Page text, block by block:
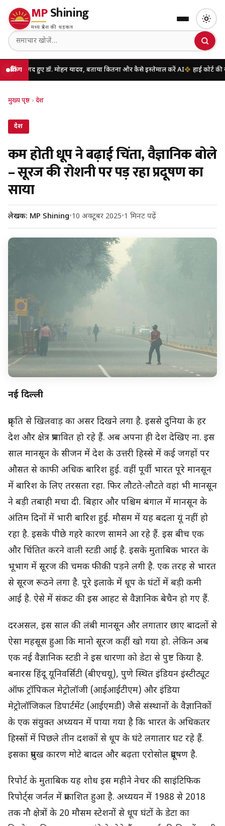
MPShining
मध्य प्रदेश की धड़कन
ब्रेकिंग
मोहन यादव, बताया कितना और कैसे इस्तेमाल करें AI हाई कोर्ट की नई व्यवस्था
मुख्य पृष्ठ › देश
देश
कम होती धूप ने बढ़ाई चिंता, वैज्ञानिक बोले
– सूरज की रोशनी पर पड़ रहा प्रदूषण का
साया
लेखक: MP Shining•10 अक्टूबर 2025•1 मिनट पढ़ें
नई दिल्ली
प्रकृति से खिलवाड़ का असर दिखने लगा है. इससे दुनिया के हर
देश और क्षेत्र प्रभावित हो रहे हैं. अब अपना ही देश देखिए ना. इस
साल मानसून के सीजन में देश के उत्तरी हिस्से में कई जगहों पर
औसत से काफी अधिक बारिश हुई. वहीं पूर्वी भारत पूरे मानसून
में बारिश के लिए तरसता रहा. फिर लौटते-लौटते वहां भी मानसून
ने बड़ी तबाही मचा दी. बिहार और पश्चिम बंगाल में मानसून के
अंतिम दिनों में भारी बारिश हुई. मौसम में यह बदला यूं नहीं हो
रहा है. इसके पीछे गहरे कारण सामने आ रहे हैं. इस बीच एक
और चिंतित करने वाली स्टडी आई है. इसके मुताबिक भारत के
भूभाग में सूरज की चमक फीकी पड़ने लगी है. एक तरह से भारत
से सूरज रूठने लगा है. पूरे इलाके में धूप के घंटों में बड़ी कमी
आई है. ऐसे में संकट की इस आहट से वैज्ञानिक बेचैन हो गए हैं.
दरअसल, इस साल की लंबी मानसून और लगातार छाए बादलों से
ऐसा महसूस हुआ कि मानो सूरज कहीं खो गया हो. लेकिन अब
एक नई वैज्ञानिक स्टडी ने इस धारणा को डेटा से पुष्ट किया है.
बनारस हिंदू यूनिवर्सिटी (बीएचयू), पुणे स्थित इंडियन इंस्टीट्यूट
ऑफ ट्रॉपिकल मेट्रोलॉजी (आईआईटीएम) और इंडिया
मेट्रोलॉजिकल डिपार्टमेंट (आईएमडी) जैसे संस्थानों के वैज्ञानिकों
के एक संयुक्त अध्ययन में पाया गया है कि भारत के अधिकतर
हिस्सों में पिछले तीन दशकों से धूप के घंटे लगातार घट रहे हैं.
इसका प्रमुख कारण मोटे बादल और बढ़ता एरोसोल प्रदूषण है.
रिपोर्ट के मुताबिक यह शोध इस महीने नेचर की साइंटिफिक
रिपोर्ट्स जर्नल में प्रकाशित हुआ है. अध्ययन में 1988 से 2018
तक नौ क्षेत्रों के 20 मौसम स्टेशनों से धूप घंटों के डेटा का